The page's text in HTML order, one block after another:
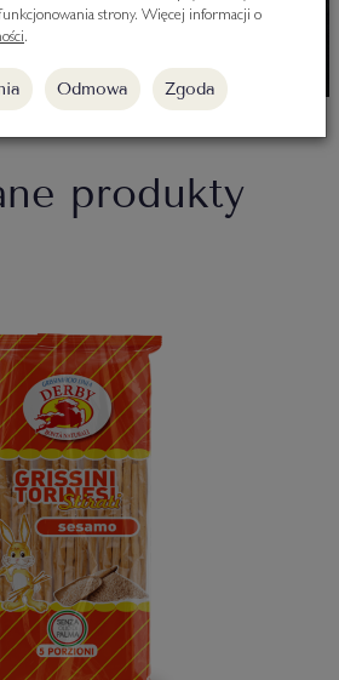
produkty
strony. Więcej informacji o
.
Odmowa Zgoda